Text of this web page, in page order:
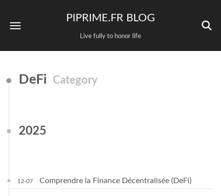
PIPRIME.FR BLOG
Live fully to honor life
DeFi Category
2025
12-07 Comprendre la Finance Décentralisée (DeFi)